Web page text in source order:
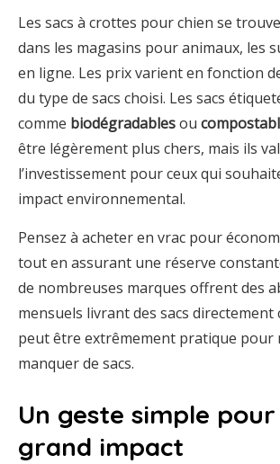
Les sacs à crottes pour chien se
dans les magasins pour animaux, les
en ligne. Les prix varient en fonction
du type de sacs choisi. Les sacs
comme biodégradablesou
être légèrement plus chers, mais ils
l’investissement pour ceux qui
impact environnemental.
Pensez à acheter en vrac pour
tout en assurant une réserve
de nombreuses marques offrent des
mensuels livrant des sacs directement
peut être extrêmement pratique pour
manquer de sacs.
Un geste simple
grand impact